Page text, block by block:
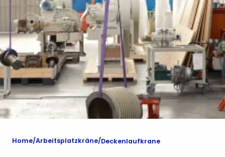
Home Arbeitsplatzkräne Deckenlaufkrane